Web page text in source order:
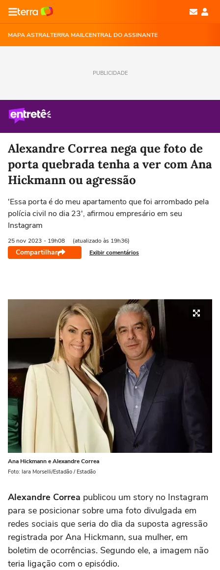
MAPA ASTRALTERRA MAILCENTRAL DO ASSINANTE
PUBLICIDADE
Alexandre Correa nega que foto de
porta quebrada tenha a ver com Ana
Hickmann ou agressão
'Essa porta é do meu apartamento que foi arrombado pela
polícia civil no dia 23', afirmou empresário em seu
Instagram
25 nov 2023 - 19h08 (atualizado às 19h36)
Compartilhar Exibir comentários
Ana Hickmann e Alexandre Correa
Foto: Iara Morselli/Estadão / Estadão
Alexandre Correa publicou um story no Instagram
para se posicionar sobre uma foto divulgada em
redes sociais que seria do dia da suposta agressão
registrada por Ana Hickmann, sua mulher, em
boletim de ocorrências. Segundo ele, a imagem não
teria ligação com o episódio.